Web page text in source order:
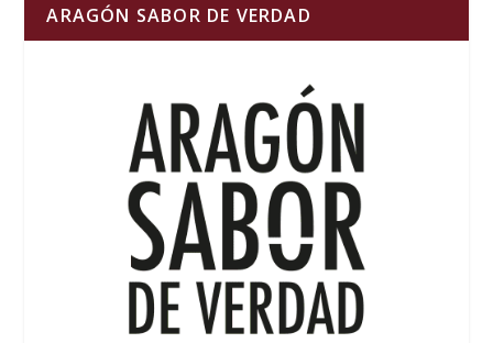
ARAGÓN SABOR DE VERDAD